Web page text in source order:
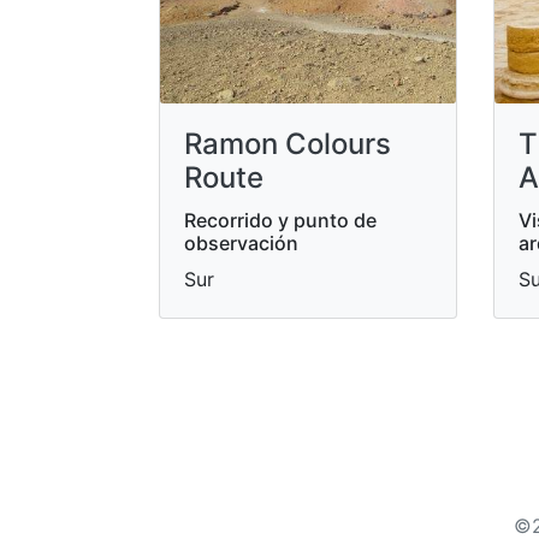
Ramon Colours
Route
Recorrido y punto de
observación
Sur